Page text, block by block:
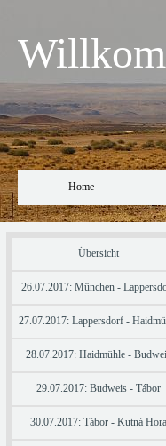
Home
Übersicht
26.07.2017: München -
27.07.2017: Lappersdorf -
28.07.2017: Haidmühle -
29.07.2017: Budweis - Tábor
30.07.2017: Tábor - Kutná Hora